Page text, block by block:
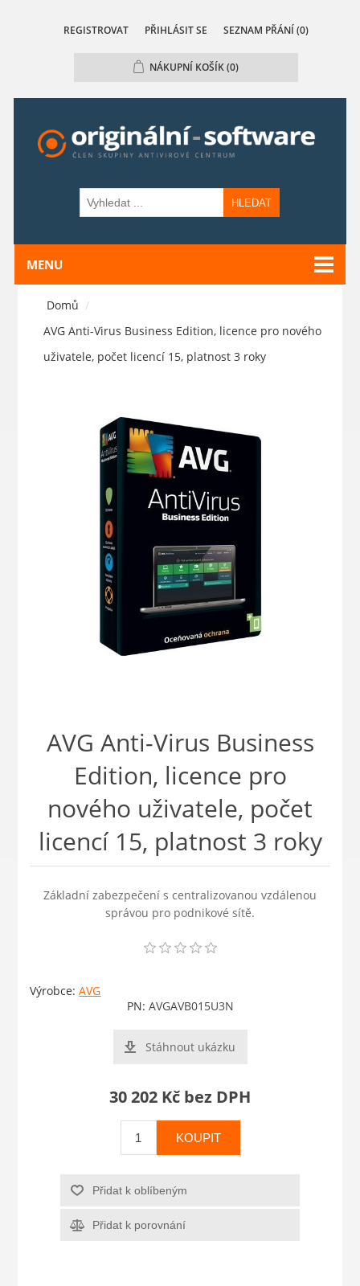
REGISTROVAT PŘIHLÁSIT SE SEZNAM PŘÁNÍ (0)
NÁKUPNÍ KOŠÍK(0)
HLEDAT
MENU
Domů /
AVG Anti-Virus Business Edition, licence pro nového
uživatele, počet licencí 15, platnost 3 roky
AVG Anti-Virus Business
Edition, licence pro
nového uživatele, počet
licencí 15, platnost 3 roky
Základní zabezpečení s centralizovanou vzdálenou
správou pro podnikové sítě.
Výrobce: AVG
PN: AVGAVB015U3N
Stáhnout ukázku
30 202 Kč bez DPH
KOUPIT
Přidat k oblíbeným
Přidat k porovnání